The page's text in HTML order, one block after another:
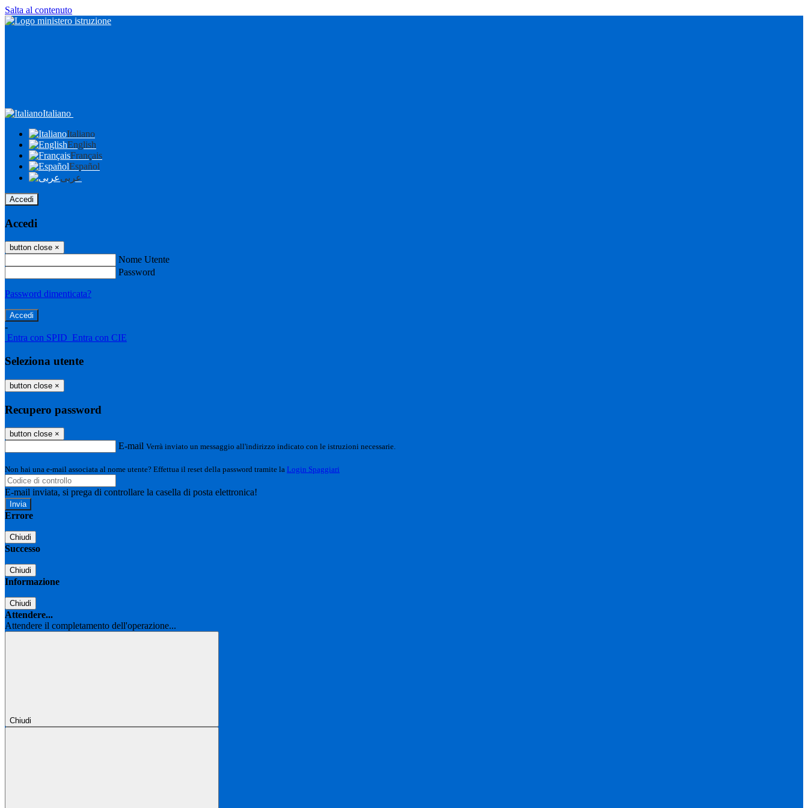
Salta al contenuto
Italiano
Italiano
English
Français
Español
عربى
Accedi
Accedi
button close ×
Nome Utente
Password
Password dimenticata?
-
Entra con SPID Entra con CIE
Seleziona utente
button close ×
Recupero password
button close ×
E-mail Verrà inviato un messaggio all'indirizzo indicato con le istruzioni necessarie.
Non hai una e-mail associata al nome utente? Effettua il reset della password tramite la Login Spaggiari
E-mail inviata, si prega di controllare la casella di posta elettronica!
Errore
Chiudi
Successo
Chiudi
Informazione
Chiudi
Attendere...
Attendere il completamento dell'operazione...
Chiudi